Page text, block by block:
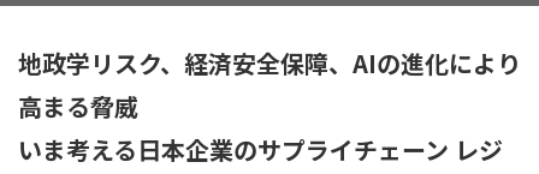
地政学リスク、経済安全保障、AIの進化により
高まる脅威
いま考える日本企業のサプライチェーン レジ